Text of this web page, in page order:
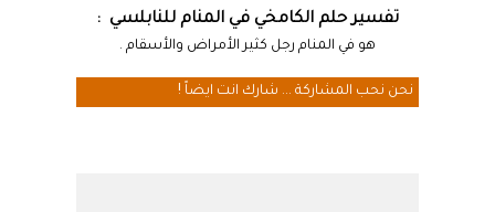
تفسير حلم الكامخي في المنام للنابلسي :
هو في المنام رجل كثير الأمراض والأسقام .
نحن نحب المشاركة ... شارك انت ايضاً !